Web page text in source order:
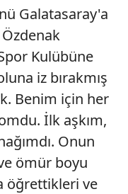
Kanunu uyarınca
ve sitemizde
çerezlerle ilgili bilgi
Galatasaray'a
Özdenak
Kulübüne
iz bırakmış
Benim için her
İlk aşkım,
Onun
ömür boyu
öğrettikleri ve